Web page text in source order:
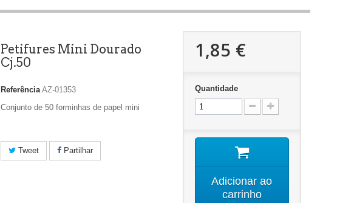
Petifures Mini Dourado
Cj.50
Referência AZ-01353
Conjunto de 50 forminhas de papel mini
Tweet Partilhar
1,85 €
Quantidade
Adicionar ao
carrinho